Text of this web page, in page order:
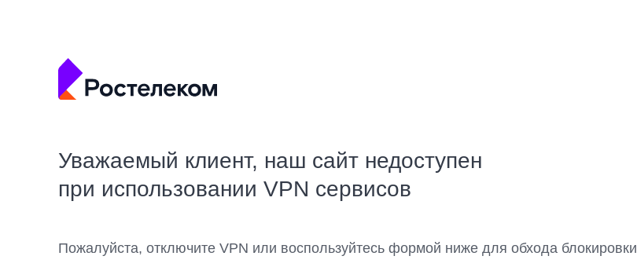
Уважаемый клиент, наш сайт недоступен
при использовании VPN сервисов
Пожалуйста, отключите VPN или воспользуйтесь формой ниже для обхода блокировки